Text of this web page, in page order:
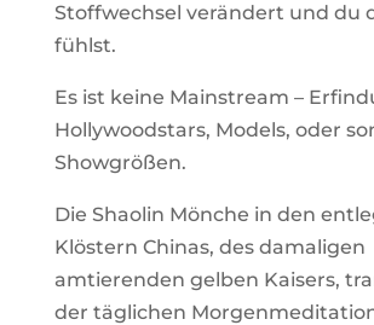
Stoffwechsel verändert und du
fühlst.
Es ist keine Mainstream –
Hollywoodstars, Models, oder
Showgrößen.
Die Shaolin Mönche in den
Klöstern Chinas, des damaligen
amtierenden gelben Kaisers,
der täglichen